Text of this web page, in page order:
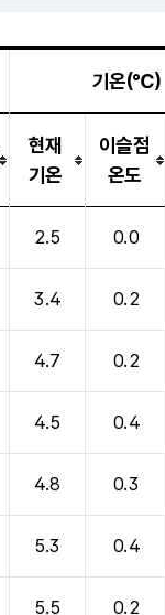
기온(℃)
현재
기온
이슬점
온도
2.5 0.0
3.4 0.2
4.7 0.2
4.5 0.4
4.8 0.3
5.3 0.4
5.5 0.2